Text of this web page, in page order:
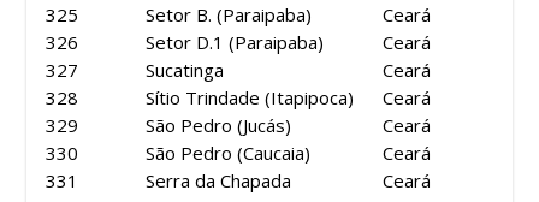
325
326
327
328
329
330
331
Setor B. (Paraipaba)
Setor D.1 (Paraipaba)
Sucatinga
Sítio Trindade (Itapipoca)
São Pedro (Jucás)
São Pedro (Caucaia)
Serra da Chapada
Ceará
Ceará
Ceará
Ceará
Ceará
Ceará
Ceará